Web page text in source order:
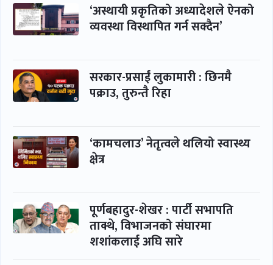
‘अस्थायी प्रकृतिको अध्यादेशले ऐनको
व्यवस्था विस्थापित गर्न सक्दैन’
सरकार-प्रसाईं लुकामारी : छिनमै
पक्राउ, तुरुन्तै रिहा
‘कामचलाउ’ नेतृत्वले थलियो स्वास्थ्य
क्षेत्र
पूर्णबहादुर-शेखर : पार्टी सभापति
ताक्थे, विभाजनको संघारमा
शशांकलाई अघि सारे